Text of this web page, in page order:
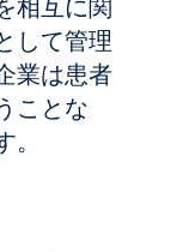
相互に関
して管理
業は患者
ことな